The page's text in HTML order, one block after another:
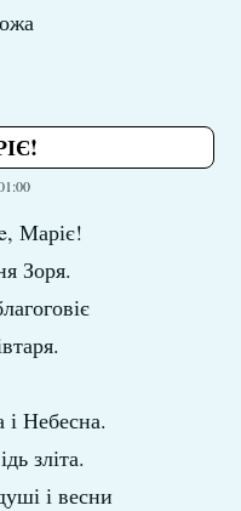
Маріє!
Зоря.
Небесна.
зліта.
і весни